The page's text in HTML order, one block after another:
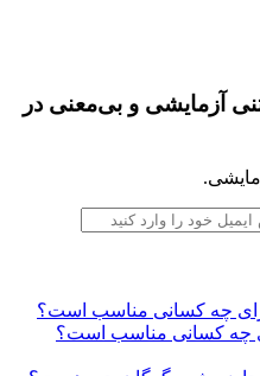
آزمایشی و بی‌معنی در
چه کسانی مناسب است؟